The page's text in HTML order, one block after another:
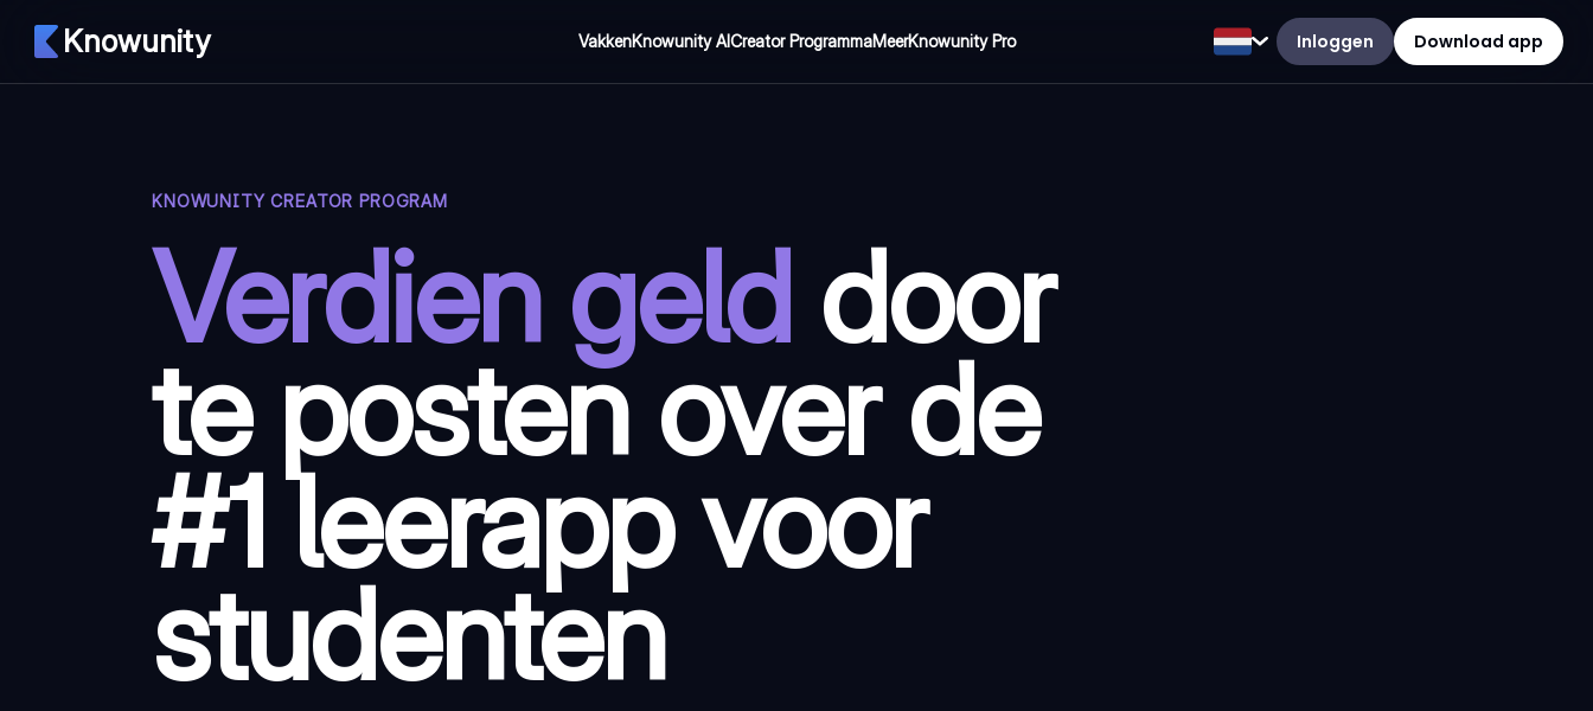
Knowunity VakkenKnowunity AICreator ProgrammaMeerKnowunity Pro Inloggen Download app
KNOWUNITY CREATOR PROGRAM
Verdien geld door
te posten over de
#1 leerapp voor
studenten